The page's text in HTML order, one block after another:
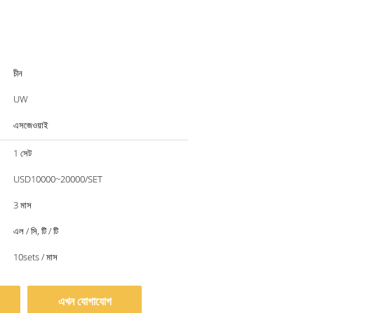
চীন
UW
এসজেওয়াই
1 সেট
USD10000~20000/SET
3 মাস
এল / সি, টি / টি
10sets / মাস
এখন যোগাযোগ